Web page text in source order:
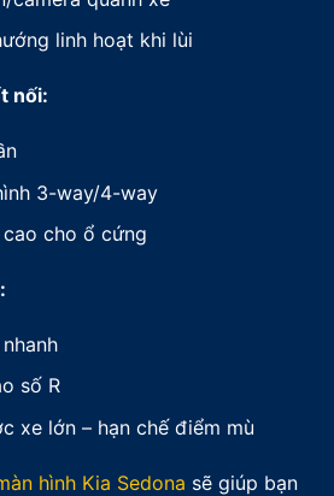
linh hoạt khi lùi
nối:
3-way/4-way
cho ổ cứng
số R
xe lớn – hạn chế điểm mù
hình Kia Sedona sẽ giúp bạn